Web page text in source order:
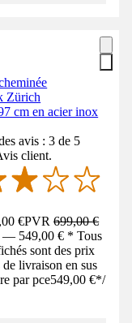
Zürich
cm en acier inox
avis : 3 de 5
client.
€PVR699,00 €
— 549,00 € * Tous
sont des prix
livraison en sus
par pce549,00 €*/